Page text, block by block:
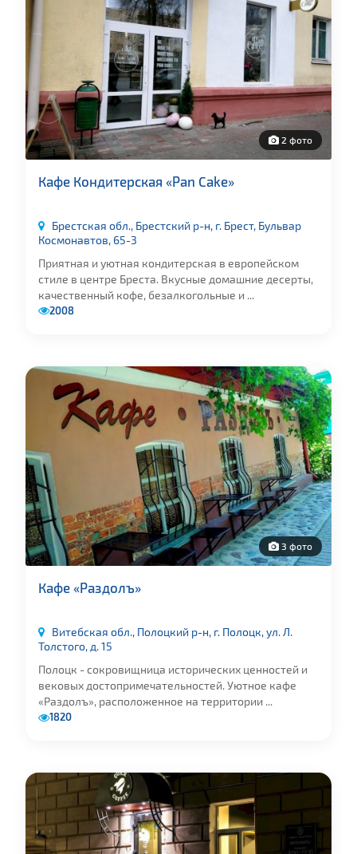
2 фото
Кафе Кондитерская «Pan Cake»
Брестская обл., Брестский р-н, г. Брест, Бульвар
Космонавтов, 65-3
Приятная и уютная кондитерская в европейском
стиле в центре Бреста. Вкусные домашние десерты,
качественный кофе, безалкогольные и ...
2008
3 фото
Кафе «Раздолъ»
Витебская обл., Полоцкий р-н, г. Полоцк, ул. Л.
Толстого, д. 15
Полоцк - сокровищница исторических ценностей и
вековых достопримечательностей. Уютное кафе
«Раздолъ», расположенное на территории ...
1820